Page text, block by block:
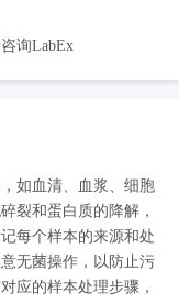
询LabEx
如血清、血浆、细胞
裂和蛋白质的降解，
每个样本的来源和处
无菌操作，以防止污
应的样本处理步骤，